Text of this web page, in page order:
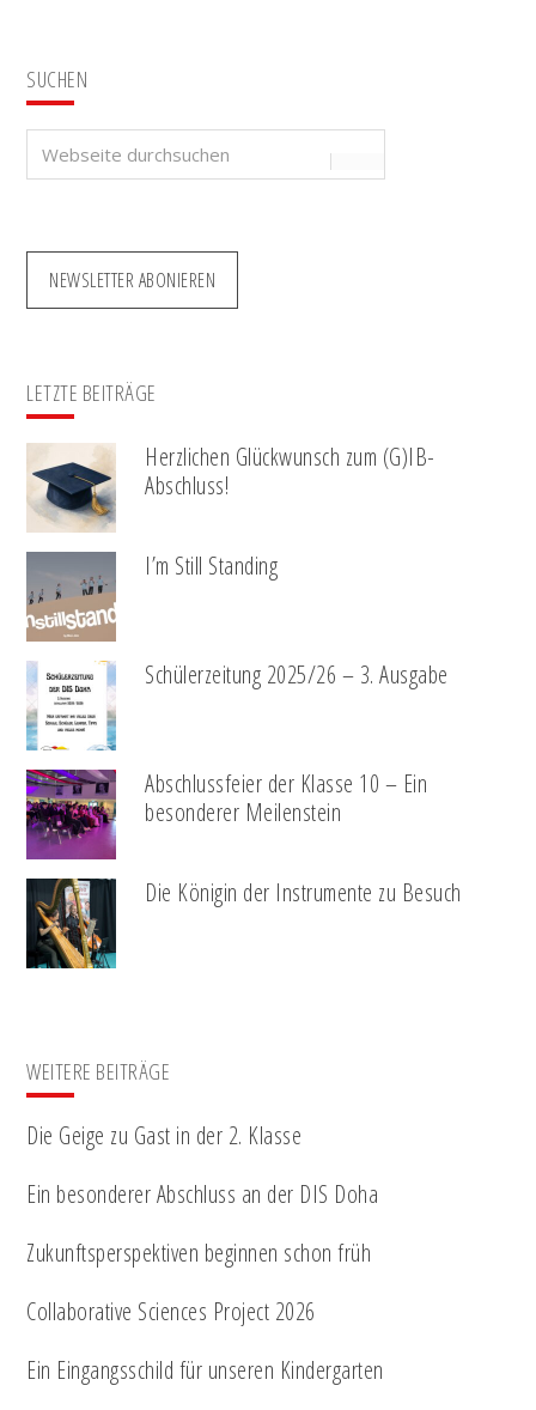
SUCHEN
Webseite
NEWSLETTER ABONIEREN
LETZTE BEITRÄGE
Herzlichen Glückwunsch zum (G)IB-
Abschluss!
I’m Still Standing
Schülerzeitung 2025/26 – 3. Ausgabe
Abschlussfeier der Klasse 10 – Ein
besonderer Meilenstein
Die Königin der Instrumente zu Besuch
WEITERE BEITRÄGE
Die Geige zu Gast in der 2. Klasse
Ein besonderer Abschluss an der DIS Doha
Zukunftsperspektiven beginnen schon früh
Collaborative Sciences Project 2026
Ein Eingangsschild für unseren Kindergarten